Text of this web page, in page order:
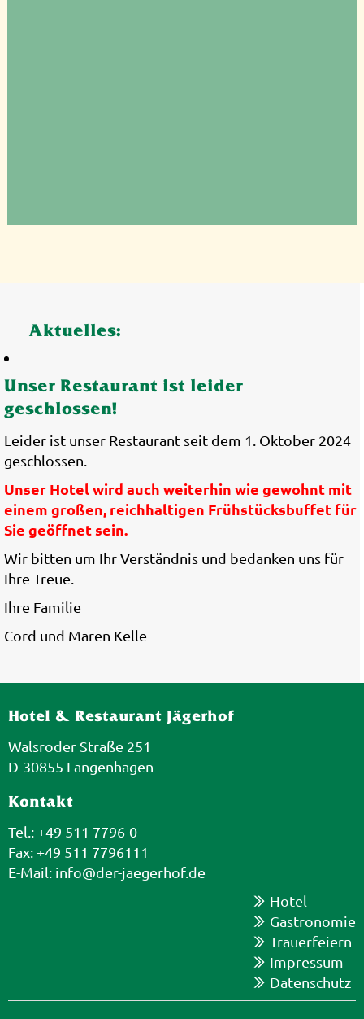
Aktuelles:
Unser Restaurant ist leider
geschlossen!
Leider ist unser Restaurant seit dem 1. Oktober 2024
geschlossen.
Unser Hotel wird auch weiterhin wie gewohnt mit
einem großen, reichhaltigen Frühstücksbuffet für
Sie geöffnet sein.
Wir bitten um Ihr Verständnis und bedanken uns für
Ihre Treue.
Ihre Familie
Cord und Maren Kelle
Hotel & Restaurant Jägerhof
Walsroder Straße 251
D-30855 Langenhagen
Kontakt
Tel.: +49 511 7796-0
Fax: +49 511 7796111
E-Mail: info@der-jaegerhof.de
Hotel
Gastronomie
Trauerfeiern
Impressum
Datenschutz